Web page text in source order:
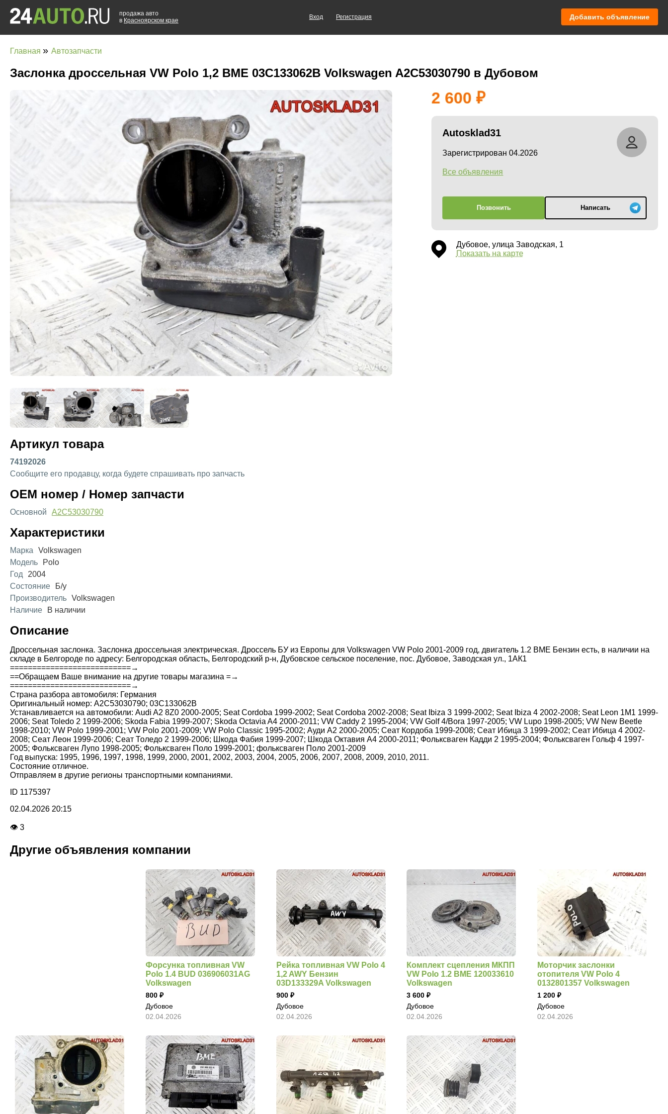
продажа авто
в Красноярском крае
Вход Регистрация Добавить объявление
Главная » Автозапчасти
Заслонка дроссельная VW Polo 1,2 BME 03C133062B Volkswagen A2C53030790 в Дубовом
2 600
Autosklad31
Зарегистрирован 04.2026
Все объявления
Позвонить Написать
Дубовое, улица Заводская, 1
Показать на карте
Артикул товара
74192026
Сообщите его продавцу, когда будете спрашивать про запчасть
OEM номер / Номер запчасти
Основной A2C53030790
Характеристики
Марка
Volkswagen
Модель
Polo
Год
2004
Состояние
Б/у
Производитель Volkswagen
Наличие
В наличии
Описание
Дроссельная заслонка. Заслонка дроссельная электрическая. Дроссель БУ из Европы для Volkswagen VW Polo 2001-2009 год, двигатель 1.2 BME Бензин есть, в наличии на
складе в Белгороде по адресу: Белгородская область, Белгородский р-н, Дубовское сельское поселение, пос. Дубовое, Заводская ул., 1АК1
===========================→
==Обращаем Ваше внимание на другие товары магазина =→
===========================→
Страна разбора автомобиля: Германия
Оригинальный номер: A2C53030790; 03C133062B
Устанавливается на автомобили: Audi A2 8Z0 2000-2005; Seat Cordoba 1999-2002; Seat Cordoba 2002-2008; Seat Ibiza 3 1999-2002; Seat Ibiza 4 2002-2008; Seat Leon 1M1 1999-
2006; Seat Toledo 2 1999-2006; Skoda Fabia 1999-2007; Skoda Octavia A4 2000-2011; VW Caddy 2 1995-2004; VW Golf 4/Bora 1997-2005; VW Lupo 1998-2005; VW New Beetle
1998-2010; VW Polo 1999-2001; VW Polo 2001-2009; VW Polo Classic 1995-2002; Ауди А2 2000-2005; Сеат Кордоба 1999-2008; Сеат Ибица 3 1999-2002; Сеат Ибица 4 2002-
2008; Сеат Леон 1999-2006; Сеат Толедо 2 1999-2006; Шкода Фабия 1999-2007; Шкода Октавия А4 2000-2011; Фольксваген Кадди 2 1995-2004; Фольксваген Гольф 4 1997-
2005; Фольксваген Лупо 1998-2005; Фольксваген Поло 1999-2001; фольксваген Поло 2001-2009
Год выпуска: 1995, 1996, 1997, 1998, 1999, 2000, 2001, 2002, 2003, 2004, 2005, 2006, 2007, 2008, 2009, 2010, 2011.
Состояние отличное.
Отправляем в другие регионы транспортными компаниями.
ID 1175397
02.04.2026 20:15
👁 3
Другие объявления компании
Форсунка топливная VW
Polo 1.4 BUD 036906031AG
Volkswagen
800
Дубовое
02.04.2026
Рейка топливная VW Polo 4
1,2 AWY Бензин
03D133329A Volkswagen
900
Дубовое
02.04.2026
Комплект сцепления МКПП
VW Polo 1.2 BME 120033610
Volkswagen
3 600
Дубовое
02.04.2026
Моторчик заслонки
отопителя VW Polo 4
0132801357 Volkswagen
1 200
Дубовое
02.04.2026